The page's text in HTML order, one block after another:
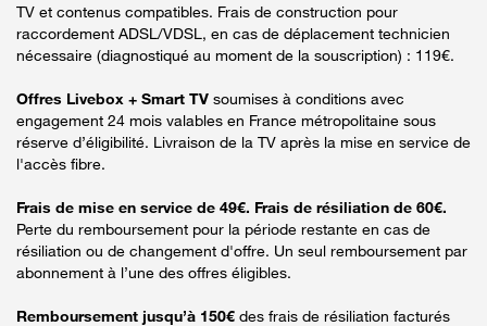
TV et contenus compatibles. Frais de construction pour
raccordement ADSL/VDSL, en cas de déplacement technicien
nécessaire (diagnostiqué au moment de la souscription) : 119€.
Offres Livebox + Smart TV soumises à conditions avec
engagement 24 mois valables en France métropolitaine sous
réserve d’éligibilité. Livraison de la TV après la mise en service de
l'accès fibre.
Frais de mise en service de 49€. Frais de résiliation de 60€.
Perte du remboursement pour la période restante en cas de
résiliation ou de changement d'offre. Un seul remboursement par
abonnement à l’une des offres éligibles.
Remboursement jusqu’à 150€ des frais de résiliation facturés